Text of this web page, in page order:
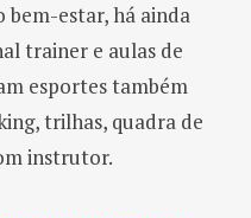
bem-estar, há ainda
trainer e aulas de
esportes também
trilhas, quadra de
instrutor.